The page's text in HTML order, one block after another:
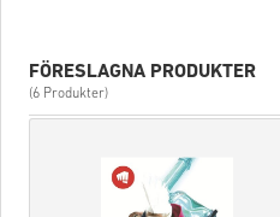
FÖRESLAGNA PRODUKTER
(6 Produkter)